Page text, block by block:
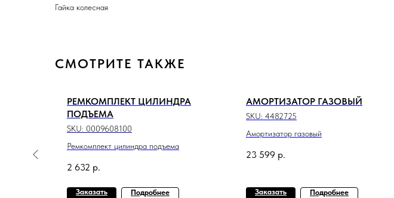
Гайка колесная
СМОТРИТЕ ТАКЖЕ
РЕМКОМПЛЕКТ ЦИЛИНДРА
ПОДЪЕМА
SKU: 0009608100
Ремкомплект цилиндра подъема
2 632 р.
Заказать Подробнее
АМОРТИЗАТОР ГАЗОВЫЙ
SKU: 4482725
Амортизатор газовый
23 599 р.
Заказать Подробнее